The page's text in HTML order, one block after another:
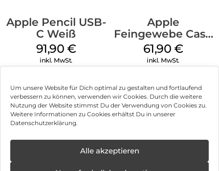
Um unsere Website für Dich optimal zu gestalten und fortlaufend
verbessern zu können, verwenden wir Cookies. Durch die weitere
Nutzung der Website stimmst Du der Verwendung von Cookies zu.
Weitere Informationen zu Cookies erhältst Du in unserer
Datenschutzerklärung.
Alle akzeptieren
Apple Pencil USB-
C Weiß
91,90 €
inkl. MwSt.
Apple
Feingewebe Case
iPhone 15 Pro
MagSafe Schwarz
61,90 €
inkl. MwSt.
Impressum